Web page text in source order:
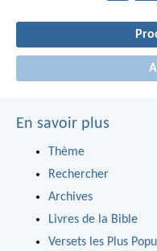
En savoir plus
Thème
Rechercher
Archives
Livres de la Bible
Versets les Plus